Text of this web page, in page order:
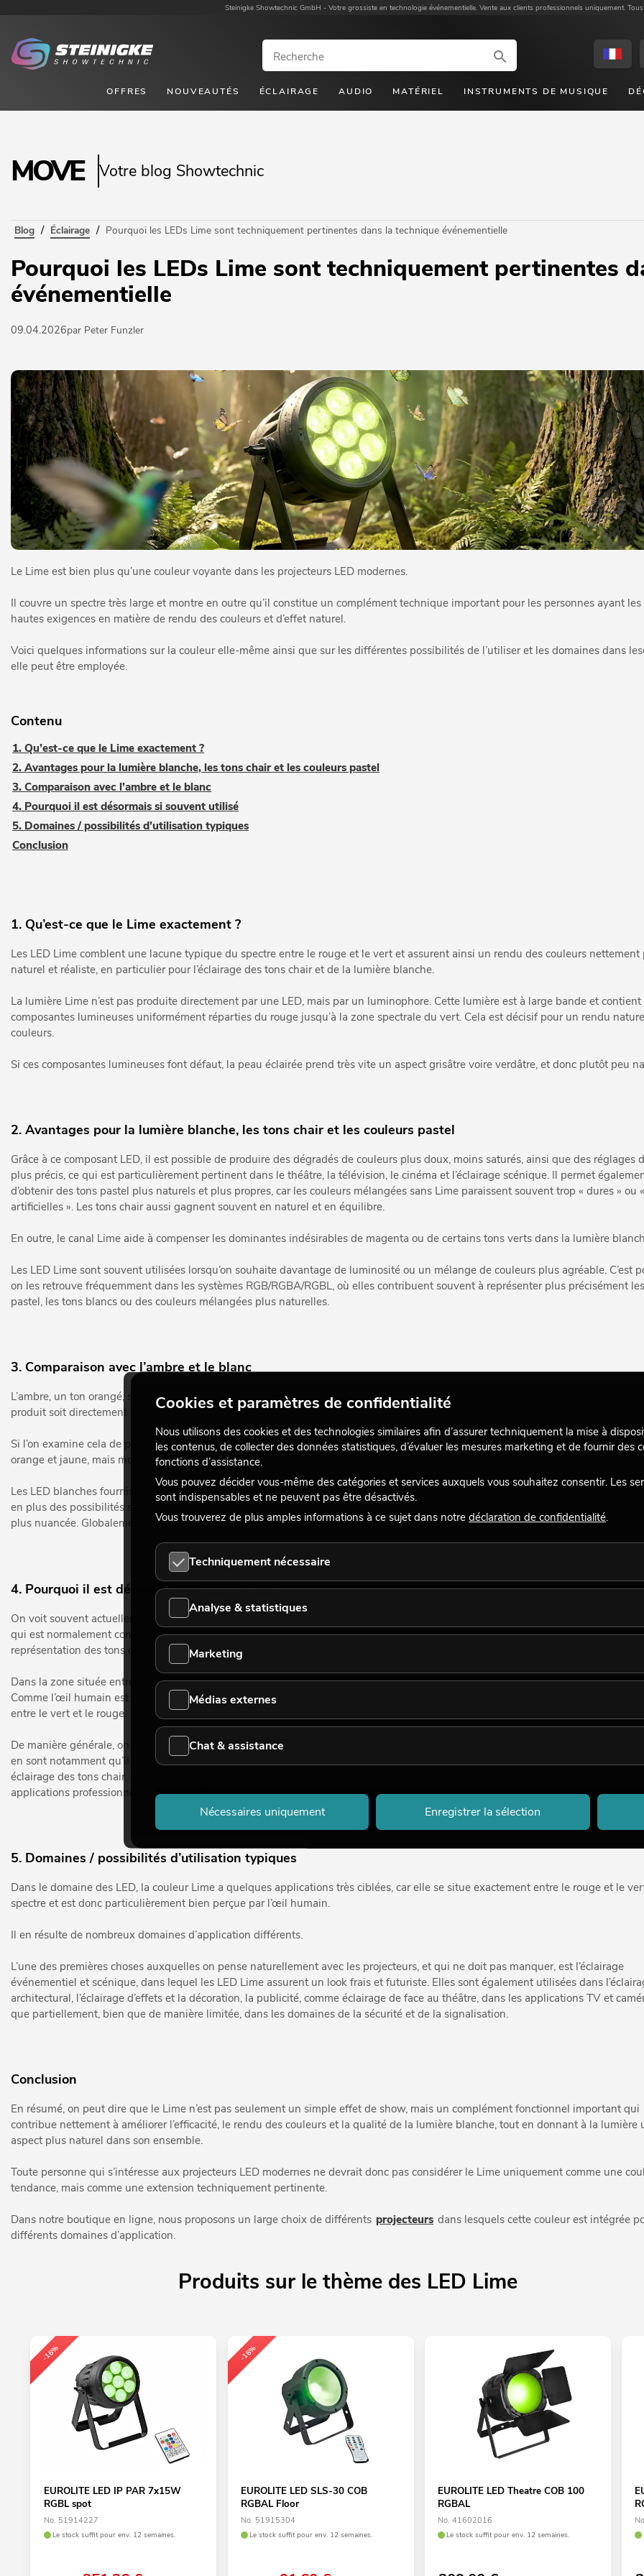
Steinigke Showtechnic GmbH - Votre grossiste en technologie événementielle. Vente aux clients professionnels uniquement.
OFFRES NOUVEAUTÉS ÉCLAIRAGE AUDIO MATÉRIEL INSTRUMENTS DE MUSIQUE
MOVE Votre blog Showtechnic
Blog / Éclairage / Pourquoi les LEDs Lime sont techniquement pertinentes dans la technique événementielle
Pourquoi les LEDs Lime sont techniquement pertinentes
événementielle
09.04.2026par Peter Funzler
Le Lime est bien plus qu’une couleur voyante dans les projecteurs LED modernes.
Il couvre un spectre très large et montre en outre qu’il constitue un complément technique important pour les personnes ayant
hautes exigences en matière de rendu des couleurs et d’effet naturel.
Voici quelques informations sur la couleur elle-même ainsi que sur les différentes possibilités de l’utiliser et les domaines dans
elle peut être employée.
Contenu
1. Qu’est-ce que le Lime exactement ?
2. Avantages pour la lumière blanche, les tons chair et les couleurs pastel
3. Comparaison avec l’ambre et le blanc
4. Pourquoi il est désormais si souvent utilisé
5. Domaines / possibilités d’utilisation typiques
Conclusion
1. Qu’est-ce que le Lime exactement ?
Les LED Lime comblent une lacune typique du spectre entre le rouge et le vert et assurent ainsi un rendu des couleurs nettement
naturel et réaliste, en particulier pour l’éclairage des tons chair et de la lumière blanche.
La lumière Lime n’est pas produite directement par une LED, mais par un luminophore. Cette lumière est à large bande et contient
composantes lumineuses uniformément réparties du rouge jusqu’à la zone spectrale du vert. Cela est décisif pour un rendu
couleurs.
Si ces composantes lumineuses font défaut, la peau éclairée prend très vite un aspect grisâtre voire verdâtre, et donc plutôt peu
2. Avantages pour la lumière blanche, les tons chair et les couleurs pastel
Grâce à ce composant LED, il est possible de produire des dégradés de couleurs plus doux, moins saturés, ainsi que des réglages
plus précis, ce qui est particulièrement pertinent dans le théâtre, la télévision, le cinéma et l’éclairage scénique. Il permet
d’obtenir des tons pastel plus naturels et plus propres, car les couleurs mélangées sans Lime paraissent souvent trop « dures » ou «
artificielles ». Les tons chair aussi gagnent souvent en naturel et en équilibre.
En outre, le canal Lime aide à compenser les dominantes indésirables de magenta ou de certains tons verts dans la lumière
Les LED Lime sont souvent utilisées lorsqu’on souhaite davantage de luminosité ou un mélange de couleurs plus agréable. C’est
on les retrouve fréquemment dans les systèmes RGB/RGBA/RGBL, où elles contribuent souvent à représenter plus précisément
pastel, les tons blancs ou des couleurs mélangées plus naturelles.
3. Comparaison avec l’ambre et le blanc
L’ambre, un ton orangé, se situe lui aussi entre le rouge et le vert, mais couvre cette zone de manière nettement plus étroite.
produit soit directement sous forme de LED monochromatique, soit également à l’aide d’un luminophore.
Si l’on examine cela de plus près, on constate que le spectre reste plus étroit qu’avec le Lime. Cela rend l’ambre excellent pour les
orange et jaune, mais montre ses limites dans la production de lumière blanche, limites qui sont également perçues par l’œil
Les LED blanches fournissent directement de la lumière blanche et sont judicieuses dans de nombreux systèmes. Les canaux Lime
en plus des possibilités supplémentaires dans le mélange des couleurs et peuvent aider à produire une lumière blanche plus
plus nuancée. Globalement, le Lime ne remplace pas totalement les autres couleurs de LED, il les complète de manière pertinente.
4. Pourquoi il est désormais si souvent utilisé
On voit souvent actuellement des systèmes dans lesquels il est combiné soit avec du cyan, soit avec de l’ambre. L’ambre permet au
qui est normalement conçu pour la zone à large bande, de s’étendre de manière ciblée à la zone à bande étroite. Cela optimise la
représentation des tons orange et jaune.
Dans la zone située entre le bleu et le vert, le cyan constitue le pendant spectral du Lime. Lui aussi est produit à l’aide d’un
Comme l’œil humain est particulièrement sensible dans la zone proche du vert, le cyan joue un rôle moindre que le Lime dans la
entre le vert et le rouge.
De manière générale, on peut dire que le Lime est désormais de plus en plus souvent intégré dans les projecteurs modernes. Les
en sont notamment qu’il rend l’espace colorimétrique plus exploitable et qu’il assure un meilleur mélange de lumière blanche, un
éclairage des tons chair, des couleurs pastel plus fines ainsi qu’une forte luminosité et des possibilités d’utilisation flexibles dans
applications professionnelles.
5. Domaines / possibilités d’utilisation typiques
Dans le domaine des LED, la couleur Lime a quelques applications très ciblées, car elle se situe exactement entre le rouge et le
spectre et est donc particulièrement bien perçue par l’œil humain.
Il en résulte de nombreux domaines d’application différents.
L’une des premières choses auxquelles on pense naturellement avec les projecteurs, et qui ne doit pas manquer, est l’éclairage
événementiel et scénique, dans lequel les LED Lime assurent un look frais et futuriste. Elles sont également utilisées dans
architectural, l’éclairage d’effets et la décoration, la publicité, comme éclairage de face au théâtre, dans les applications TV et
que partiellement, bien que de manière limitée, dans les domaines de la sécurité et de la signalisation.
Conclusion
En résumé, on peut dire que le Lime n’est pas seulement un simple effet de show, mais un complément fonctionnel important qui
contribue nettement à améliorer l’efficacité, le rendu des couleurs et la qualité de la lumière blanche, tout en donnant à la lumière
aspect plus naturel dans son ensemble.
Toute personne qui s’intéresse aux projecteurs LED modernes ne devrait donc pas considérer le Lime uniquement comme une
tendance, mais comme une extension techniquement pertinente.
Dans notre boutique en ligne, nous proposons un large choix de différents projecteurs dans lesquels cette couleur est intégrée
différents domaines d’application.
Produits sur le thème des LED Lime
-16%
EUROLITE LED IP PAR 7x15W
RGBL spot
No. 51914227
Le stock suffit pour env. 12 semaines.
-16%
EUROLITE LED SLS-30 COB
RGBAL Floor
No. 51915304
Le stock suffit pour env. 12 semaines.
EUROLITE LED Theatre COB 100
RGBAL
No. 41602016
Le stock suffit pour env. 12 semaines.
Cookies et paramètres de confidentialité
Nous utilisons des cookies et des technologies similaires afin d’assurer techniquement la mise à
les contenus, de collecter des données statistiques, d’évaluer les mesures marketing et de fournir des
fonctions d’assistance.
Vous pouvez décider vous-même des catégories et services auxquels vous souhaitez consentir. Les
sont indispensables et ne peuvent pas être désactivés.
Vous trouverez de plus amples informations à ce sujet dans notre déclaration de confidentialité.
Techniquement nécessaire
Analyse & statistiques
Marketing
Médias externes
Chat & assistance
Nécessaires uniquement Enregistrer la sélection